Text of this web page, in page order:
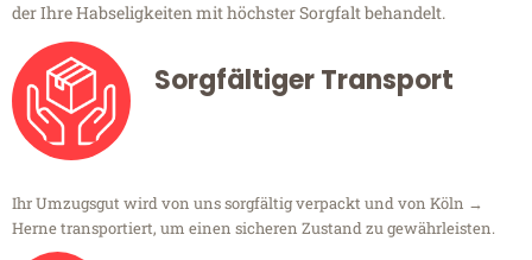
der Ihre Habseligkeiten mit höchster Sorgfalt behandelt.
Sorgfältiger Transport
Ihr Umzugsgut wird von uns sorgfältig verpackt und von Köln →
Herne transportiert, um einen sicheren Zustand zu gewährleisten.